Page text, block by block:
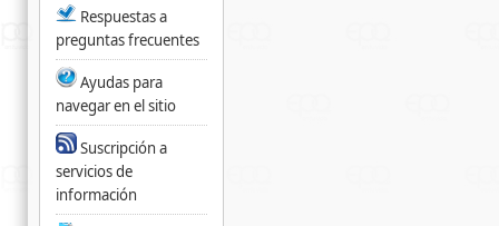
Respuestas a
preguntas frecuentes
Ayudas para
navegar en el sitio
Suscripción a
servicios de
información